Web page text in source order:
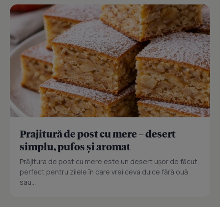
Prajitură de post cu mere – desert
simplu, pufos și aromat
Prăjitura de post cu mere este un desert ușor de făcut,
perfect pentru zilele în care vrei ceva dulce fără ouă
sau...